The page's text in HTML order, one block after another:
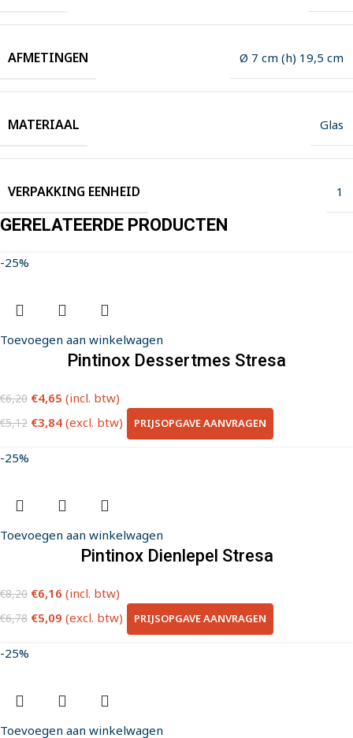
AFMETINGEN Ø 7 cm (h) 19,5 cm
MATERIAAL Glas
VERPAKKING EENHEID 1
GERELATEERDE PRODUCTEN
-25%
Toevoegen aan winkelwagen
Pintinox Dessertmes Stresa
€6,20 €4,65 (incl. btw)
€5,12 €3,84 (excl. btw) PRIJSOPGAVE AANVRAGEN
-25%
Toevoegen aan winkelwagen
Pintinox Dienlepel Stresa
€8,20 €6,16 (incl. btw)
€6,78 €5,09 (excl. btw) PRIJSOPGAVE AANVRAGEN
-25%
Toevoegen aan winkelwagen